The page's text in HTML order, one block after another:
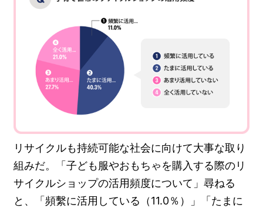
リサイクルも持続可能な社会に向けて大事な取り
組みだ。「子ども服やおもちゃを購入する際のリ
サイクルショップの活用頻度について」尋ねる
と、「頻繫に活用している（11.0％）」「たまに